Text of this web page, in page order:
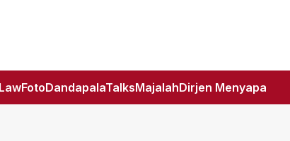
FotoDandapalaTalksMajalahDirjen Menyapa